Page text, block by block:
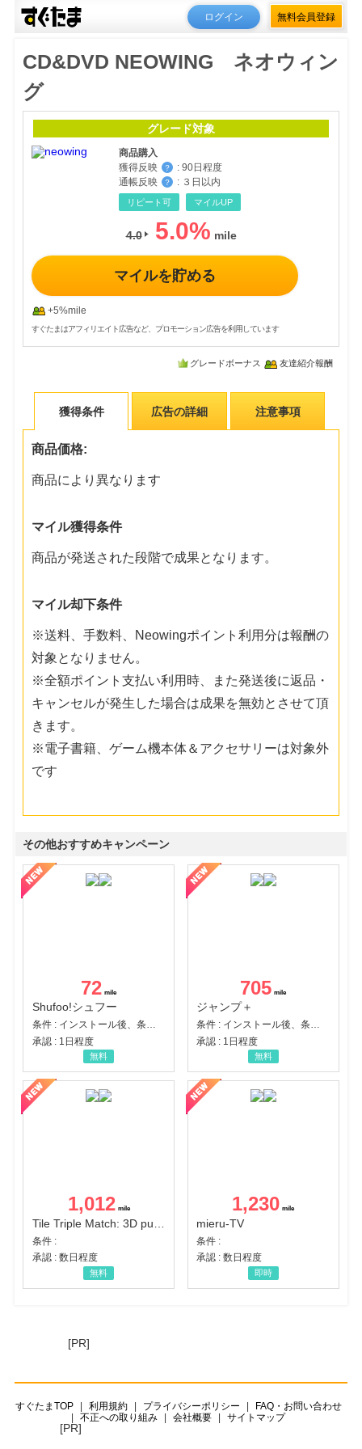
ログイン 無料会員登録
CD&DVD NEOWING ネオウィン
グ
グレード対象
商品購入
獲得反映
？ : 90日程度
通帳反映
？ : ３日以内
リピート可 マイルUP
4.0 5.0%
マイルを貯める
+5%mile
すぐたまはアフィリエイト広告など、プロモーション広告を利用しています
グレードボーナス 友達紹介報酬
獲得条件 広告の詳細 注意事項
商品価格:
商品により異なります
マイル獲得条件
商品が発送された段階で成果となります。
マイル却下条件
※送料、手数料、Neowingポイント利用分は報酬の
対象となりません。
※全額ポイント支払い利用時、また発送後に返品・
キャンセルが発生した場合は成果を無効とさせて頂
きます。
※電子書籍、ゲーム機本体＆アクセサリーは対象外
です
その他おすすめキャンペーン
72
Shufoo!シュフー
条件 : インストール後、条件達成
承認 : 1日程度
無料
705
ジャンプ＋
条件 : インストール後、条件達成
承認 : 1日程度
無料
1,012
条件 :
承認 : 数日程度
無料
1,230
mieru-TV
条件 :
承認 : 数日程度
即時
[PR]
すぐたまTOP 利用規約 プライバシーポリシー
FAQ・お問い合わせ
不正への取り組み
会社概要 サイトマップ
[PR]